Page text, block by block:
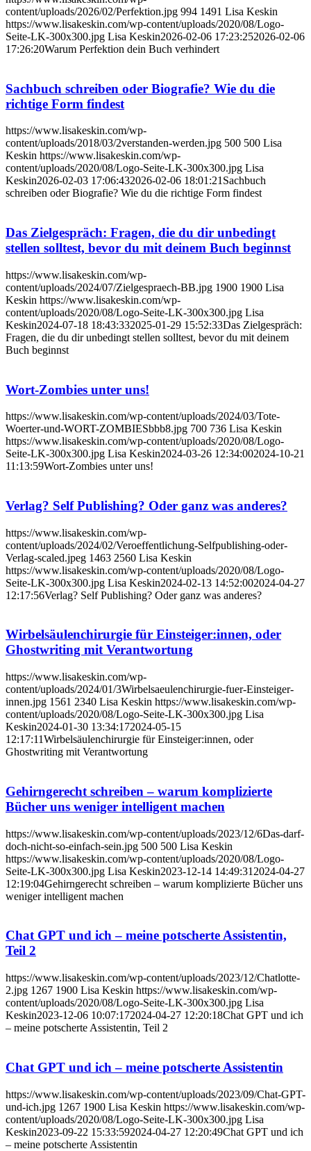
content/uploads/2026/02/Perfektion.jpg 994 1491 Lisa Keskin
https://www.lisakeskin.com/wp-content/uploads/2020/08/Logo-
Seite-LK-300x300.jpg Lisa Keskin2026-02-06 17:23:252026-02-06
17:26:20Warum Perfektion dein Buch verhindert
Sachbuch schreiben oder Biografie? Wie du die
richtige Form findest
https://www.lisakeskin.com/wp-
content/uploads/2018/03/2verstanden-werden.jpg 500 500 Lisa
Keskin https://www.lisakeskin.com/wp-
content/uploads/2020/08/Logo-Seite-LK-300x300.jpg Lisa
Keskin2026-02-03 17:06:432026-02-06 18:01:21Sachbuch
schreiben oder Biografie? Wie du die richtige Form findest
Das Zielgespräch: Fragen, die du dir unbedingt
stellen solltest, bevor du mit deinem Buch beginnst
https://www.lisakeskin.com/wp-
content/uploads/2024/07/Zielgespraech-BB.jpg 1900 1900 Lisa
Keskin https://www.lisakeskin.com/wp-
content/uploads/2020/08/Logo-Seite-LK-300x300.jpg Lisa
Keskin2024-07-18 18:43:332025-01-29 15:52:33Das Zielgespräch:
Fragen, die du dir unbedingt stellen solltest, bevor du mit deinem
Buch beginnst
Wort-Zombies unter uns!
https://www.lisakeskin.com/wp-content/uploads/2024/03/Tote-
Woerter-und-WORT-ZOMBIESbbb8.jpg 700 736 Lisa Keskin
https://www.lisakeskin.com/wp-content/uploads/2020/08/Logo-
Seite-LK-300x300.jpg Lisa Keskin2024-03-26 12:34:002024-10-21
11:13:59Wort-Zombies unter uns!
Verlag? Self Publishing? Oder ganz was anderes?
https://www.lisakeskin.com/wp-
content/uploads/2024/02/Veroeffentlichung-Selfpublishing-oder-
Verlag-scaled.jpeg 1463 2560 Lisa Keskin
https://www.lisakeskin.com/wp-content/uploads/2020/08/Logo-
Seite-LK-300x300.jpg Lisa Keskin2024-02-13 14:52:002024-04-27
12:17:56Verlag? Self Publishing? Oder ganz was anderes?
Wirbelsäulenchirurgie für Einsteiger:innen, oder
Ghostwriting mit Verantwortung
https://www.lisakeskin.com/wp-
content/uploads/2024/01/3Wirbelsaeulenchirurgie-fuer-Einsteiger-
innen.jpg 1561 2340 Lisa Keskin https://www.lisakeskin.com/wp-
content/uploads/2020/08/Logo-Seite-LK-300x300.jpg Lisa
Keskin2024-01-30 13:34:172024-05-15
12:17:11Wirbelsäulenchirurgie für Einsteiger:innen, oder
Ghostwriting mit Verantwortung
Gehirngerecht schreiben – warum komplizierte
Bücher uns weniger intelligent machen
https://www.lisakeskin.com/wp-content/uploads/2023/12/6Das-darf-
doch-nicht-so-einfach-sein.jpg 500 500 Lisa Keskin
https://www.lisakeskin.com/wp-content/uploads/2020/08/Logo-
Seite-LK-300x300.jpg Lisa Keskin2023-12-14 14:49:31 2024-04-27
12:19:04Gehirngerecht schreiben – warum komplizierte Bücher uns
weniger intelligent machen
Chat GPT und ich – meine potscherte Assistentin,
Teil 2
https://www.lisakeskin.com/wp-content/uploads/2023/12/Chatlotte-
2.jpg 1267 1900 Lisa Keskin https://www.lisakeskin.com/wp-
content/uploads/2020/08/Logo-Seite-LK-300x300.jpg Lisa
Keskin2023-12-06 10:07:172024-04-27 12:20:18Chat GPT und ich
– meine potscherte Assistentin, Teil 2
Chat GPT und ich – meine potscherte Assistentin
https://www.lisakeskin.com/wp-content/uploads/2023/09/Chat-GPT-
und-ich.jpg 1267 1900 Lisa Keskin https://www.lisakeskin.com/wp-
content/uploads/2020/08/Logo-Seite-LK-300x300.jpg Lisa
Keskin2023-09-22 15:33:592024-04-27 12:20:49Chat GPT und ich
– meine potscherte Assistentin